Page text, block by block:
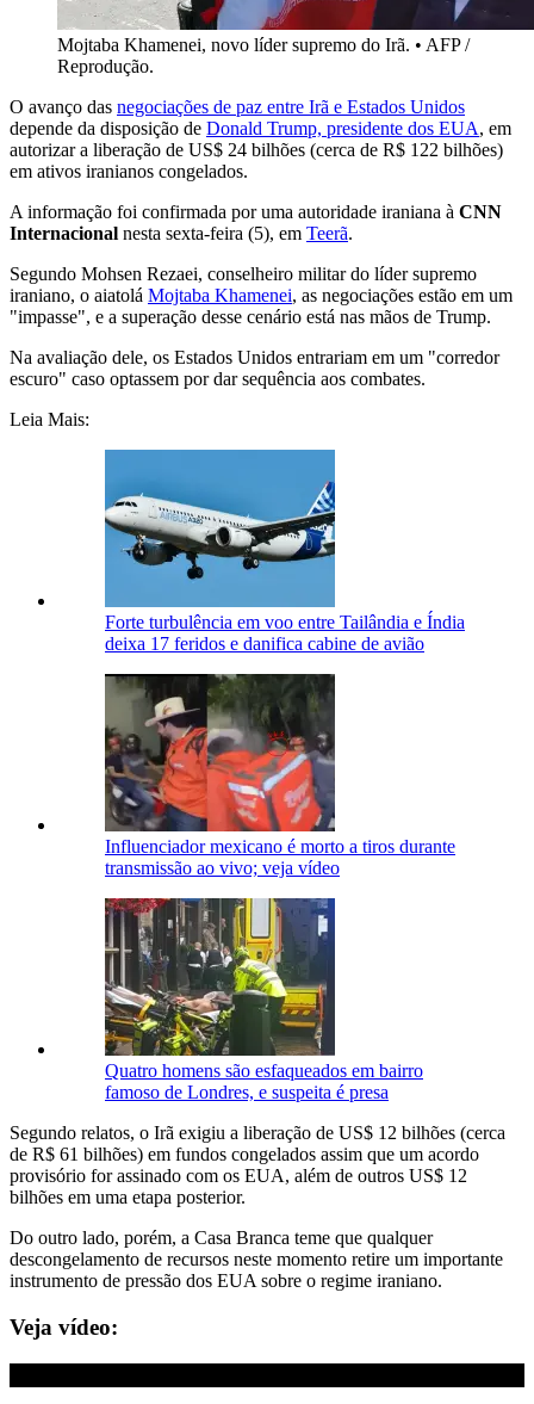
Mojtaba Khamenei, novo líder supremo do Irã. • AFP /
Reprodução.
O avanço das negociações de paz entre Irã e Estados Unidos
depende da disposição de Donald Trump, presidente dos EUA, em
autorizar a liberação de US$ 24 bilhões (cerca de R$ 122 bilhões)
em ativos iranianos congelados.
A informação foi confirmada por uma autoridade iraniana à CNN
Internacional nesta sexta-feira (5), em Teerã.
Segundo Mohsen Rezaei, conselheiro militar do líder supremo
iraniano, o aiatolá Mojtaba Khamenei, as negociações estão em um
"impasse", e a superação desse cenário está nas mãos de Trump.
Na avaliação dele, os Estados Unidos entrariam em um "corredor
escuro" caso optassem por dar sequência aos combates.
Leia Mais:
Forte turbulência em voo entre Tailândia e Índia
deixa 17 feridos e danifica cabine de avião
Influenciador mexicano é morto a tiros durante
transmissão ao vivo; veja vídeo
Quatro homens são esfaqueados em bairro
famoso de Londres, e suspeita é presa
Segundo relatos, o Irã exigiu a liberação de US$ 12 bilhões (cerca
de R$ 61 bilhões) em fundos congelados assim que um acordo
provisório for assinado com os EUA, além de outros US$ 12
bilhões em uma etapa posterior.
Do outro lado, porém, a Casa Branca teme que qualquer
descongelamento de recursos neste momento retire um importante
instrumento de pressão dos EUA sobre o regime iraniano.
Veja vídeo: